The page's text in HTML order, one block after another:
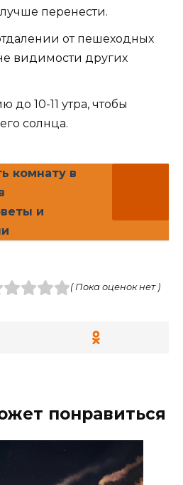
перенести.
от пешеходных
видимости других
до 10-11 утра, чтобы
солнца.
комнату в
и
( Пока оценок нет )
понравиться